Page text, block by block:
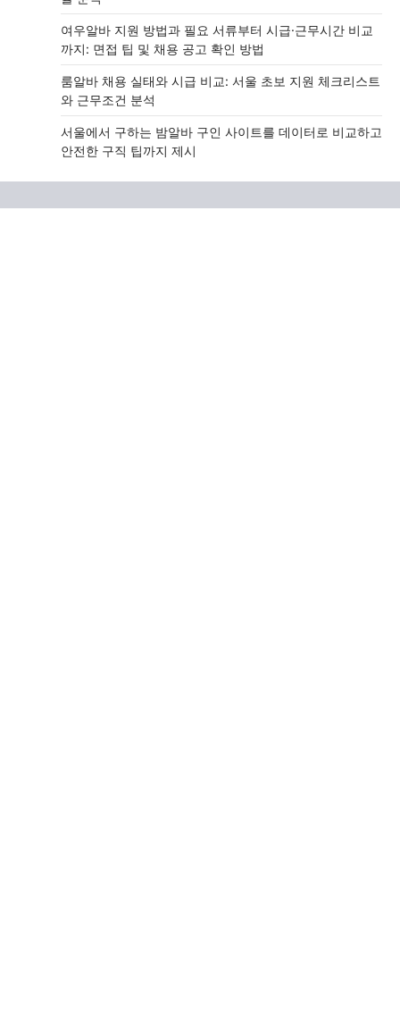
여우알바 지원 방법과 필요 서류부터 시급·근무시간 비교
까지: 면접 팁 및 채용 공고 확인 방법
룸알바 채용 실태와 시급 비교: 서울 초보 지원 체크리스트
와 근무조건 분석
서울에서 구하는 밤알바 구인 사이트를 데이터로 비교하고
안전한 구직 팁까지 제시